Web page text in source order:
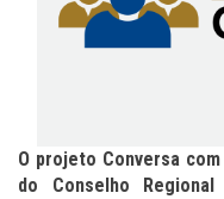
O projeto Conversa
do Conselho